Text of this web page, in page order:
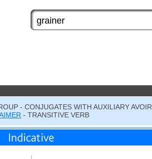
- CONJUGATES WITH AUXILIARY AVOIR
- TRANSITIVE VERB